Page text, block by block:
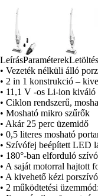
LeírásParaméterek
• Vezeték nélküli álló
• 2 in 1 konstrukció –
• 11,1 V -os Li-ion kiváló
• Ciklon rendszerű,
• Mosható mikro szűrők
• Akár 25 perc üzemidő
• 0,5 literes mosható
• Szívófej beépített LED
• 180°-ban elforduló
• A saját motorral hajtott
• A kivehető kézi
• 2 működtetési